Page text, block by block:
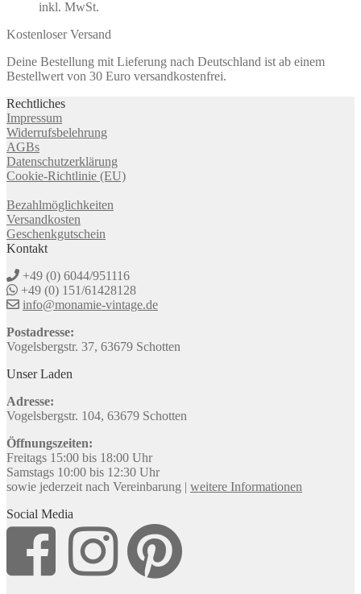
inkl. MwSt.
Kostenloser Versand
Deine Bestellung mit Lieferung nach Deutschland ist ab einem
Bestellwert von 30 Euro versandkostenfrei.
Rechtliches
Impressum
Widerrufsbelehrung
AGBs
Datenschutzerklärung
Cookie-Richtlinie (EU)
Bezahlmöglichkeiten
Versandkosten
Geschenkgutschein
Kontakt
+49 (0) 6044/951116
+49 (0) 151/61428128
info@monamie-vintage.de
Postadresse:
Vogelsbergstr. 37, 63679 Schotten
Unser Laden
Adresse:
Vogelsbergstr. 104, 63679 Schotten
Öffnungszeiten:
Freitags 15:00 bis 18:00 Uhr
Samstags 10:00 bis 12:30 Uhr
sowie jederzeit nach Vereinbarung | weitere Informationen
Social Media